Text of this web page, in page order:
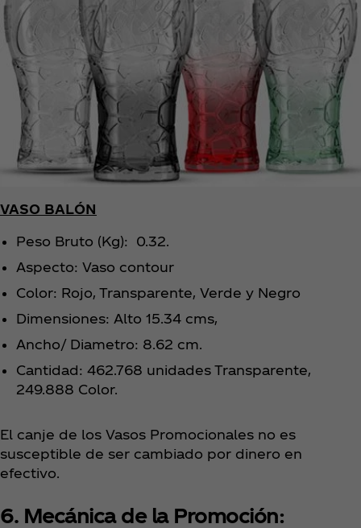
VASO BALÓN
Peso Bruto (Kg): 0.32.
Aspecto: Vaso contour
Color: Rojo, Transparente, Verde y Negro
Dimensiones: Alto 15.34 cms,
Ancho/ Diametro: 8.62 cm.
Cantidad: 462.768 unidades Transparente,
249.888 Color.
El canje de los Vasos Promocionales no es
susceptible de ser cambiado por dinero en
efectivo.
6. Mecánica de la Promoción: